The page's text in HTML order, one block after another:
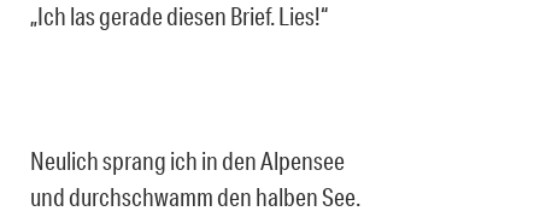
„Ich las gerade diesen Brief. Lies!“
Neulich sprang ich in den Alpensee
und durchschwamm den halben See.